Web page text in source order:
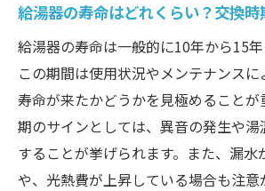
交換を考える前に比較すべ
安全に給湯器交換を始めるため
とは
給湯器交換に必要な準備と心
メイン電源の遮断と安全確認
配管や取り付け位置の事前
給湯器の寿命はどれくらい？交換
給湯器の寿命は一般的に10年から15年
この期間は使用状況やメンテナンスに
寿命が来たかどうかを見極めることが
期のサインとしては、異音の発生や
することが挙げられます。また、漏水
や、光熱費が上昇している場合も注意